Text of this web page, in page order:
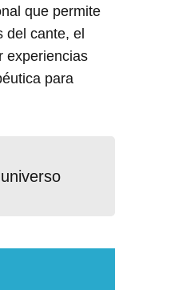
que permite
del cante, el
experiencias
para